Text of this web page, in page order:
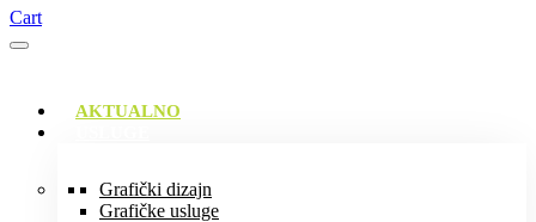
Cart
AKTUALNO
Grafički dizajn
Grafičke usluge